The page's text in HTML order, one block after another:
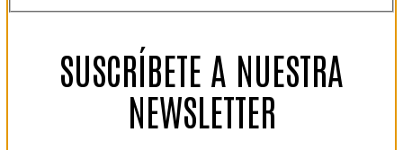
SUSCRÍBETE A NUESTRA
NEWSLETTER